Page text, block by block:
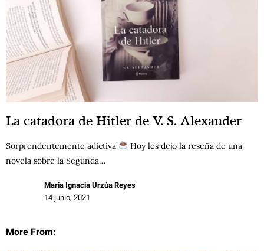
La catadora de Hitler de V. S. Alexander
Sorprendentemente adictiva
Hoy les dejo la reseña de una
novela sobre la Segunda…
Maria Ignacia Urzúa Reyes
14 junio, 2021
More From: